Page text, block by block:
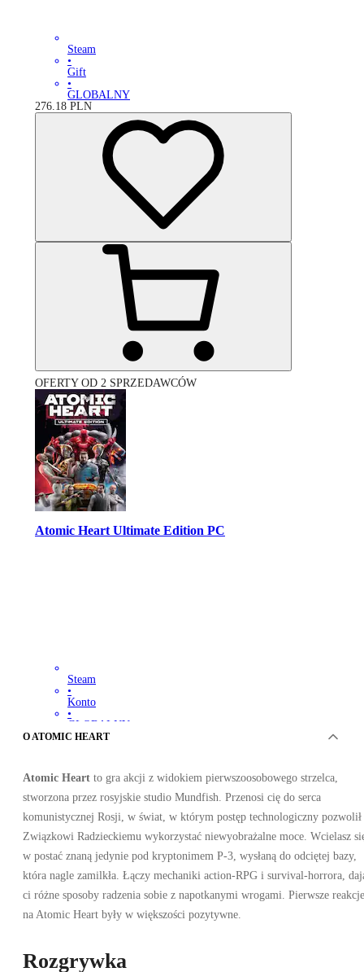
Steam
•
Gift
•
GLOBALNY
276.18 PLN
OFERTY OD 2 SPRZEDAWCÓW
Atomic Heart Ultimate Edition PC
Steam
•
Konto
•
GLOBALNY
158.79 PLN
O ATOMIC HEART
Atomic Heart to gra akcji z widokiem pierwszoosobowego strzelca,
stworzona przez rosyjskie studio Mundfish. Przenosi cię do serca
komunistycznej Rosji, w świat, w którym postęp technologiczny pozwolił
Związkowi Radzieckiemu wykorzystać niewyobrażalne moce. Wcielasz
w postać znaną jedynie pod kryptonimem P-3, wysłaną do odciętej bazy,
która nagle zamilkła. Łączy mechaniki action-RPG i survival-horrora,
ci różne sposoby radzenia sobie z napotkanymi wrogami. Pierwsze reakcje
na Atomic Heart były w większości pozytywne.
Rozgrywka